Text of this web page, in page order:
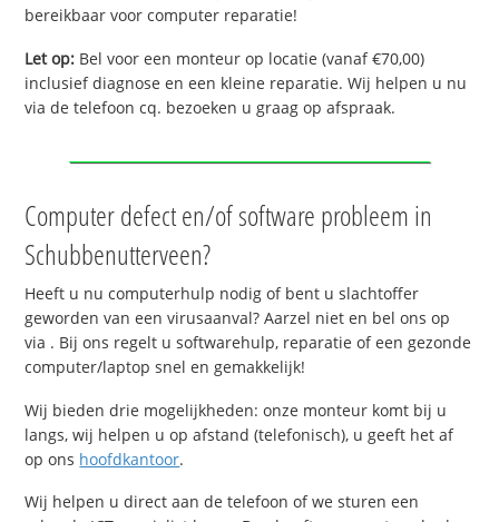
bereikbaar voor computer reparatie!
Let op: Bel voor een monteur op locatie (vanaf €70,00)
inclusief diagnose en een kleine reparatie. Wij helpen u nu
via de telefoon cq. bezoeken u graag op afspraak.
Computer defect en/of software probleem in
Schubbenutterveen?
Heeft u nu computerhulp nodig of bent u slachtoffer
geworden van een virusaanval? Aarzel niet en bel ons op
via . Bij ons regelt u softwarehulp, reparatie of een gezonde
computer/laptop snel en gemakkelijk!
Wij bieden drie mogelijkheden: onze monteur komt bij u
langs, wij helpen u op afstand (telefonisch), u geeft het af
op ons hoofdkantoor.
Wij helpen u direct aan de telefoon of we sturen een